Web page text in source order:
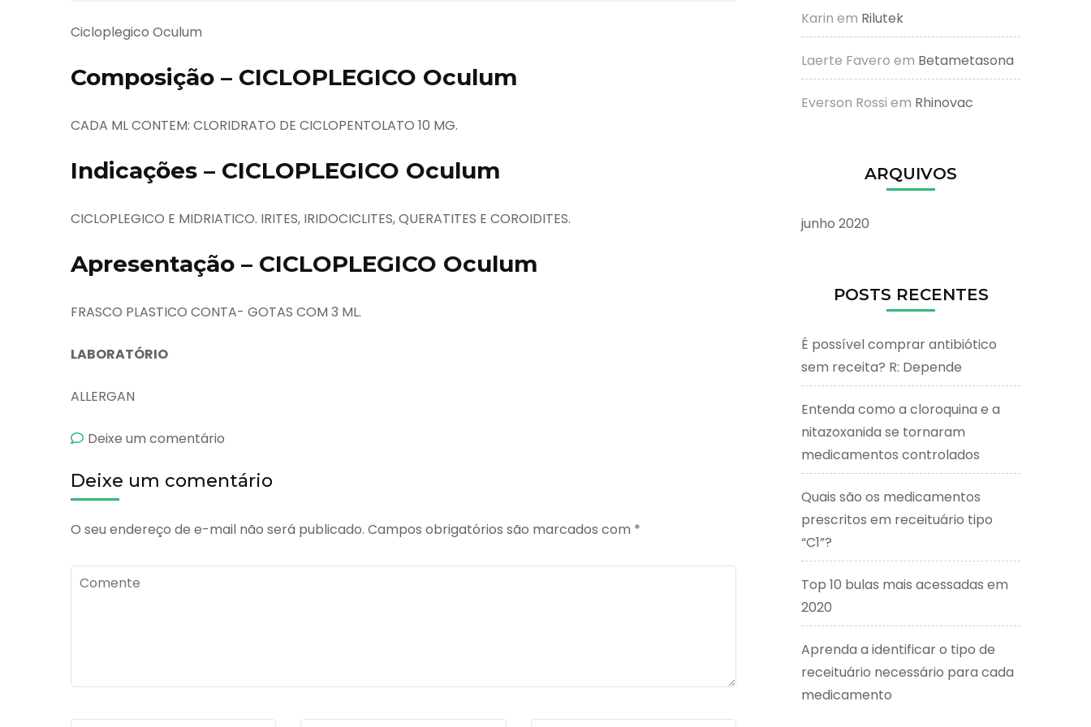
Cicloplegico Oculum
Composição – CICLOPLEGICO Oculum
CADA ML CONTEM: CLORIDRATO DE CICLOPENTOLATO 10 MG.
Indicações – CICLOPLEGICO Oculum
CICLOPLEGICO E MIDRIATICO. IRITES, IRIDOCICLITES, QUERATITES E COROIDITES.
Apresentação – CICLOPLEGICO Oculum
FRASCO PLASTICO CONTA- GOTAS COM 3 ML.
LABORATÓRIO
ALLERGAN
Deixe um comentário
Deixe um comentário
O seu endereço de e-mail não será publicado. Campos obrigatórios são marcados com *
Comente
Karin em Rilutek
Laerte Favero em Betametasona
Everson Rossi em Rhinovac
ARQUIVOS
junho 2020
POSTS RECENTES
É possível comprar antibiótico
sem receita? R: Depende
Entenda como a cloroquina e a
nitazoxanida se tornaram
medicamentos controlados
Quais são os medicamentos
prescritos em receituário tipo
“C1”?
Top 10 bulas mais acessadas em
2020
Aprenda a identificar o tipo de
receituário necessário para cada
medicamento